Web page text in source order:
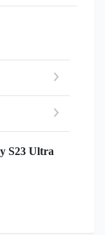
S23 Ultra